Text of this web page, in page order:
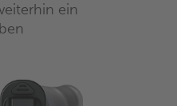
ein